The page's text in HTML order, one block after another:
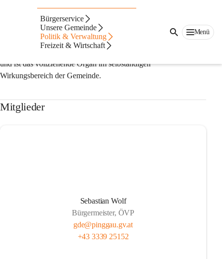
Bürgerservice
Unsere Gemeinde
Politik & Verwaltung
Freizeit & Wirtschaft
Menü
Gemeindevorstand
Der Gemeindevorstand wird von der Gemeindevertretung aus
seiner Mitte gewählt, besteht aus der Bürgermeisterln, den
Stellvertretern (Vizebürgermeistern) und weiteren Mitgliedern
und ist das vollziehende Organ im selbständigen
Wirkungsbereich der Gemeinde.
Mitglieder
Sebastian Wolf
Bürgermeister, ÖVP
gde@pinggau.gv.at
+43 3339 25152